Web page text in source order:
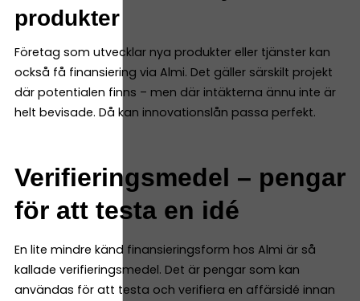
produkter
Företag som utvecklar nya produkter eller tjänster kan
också få finansiering via Almi. Det gäller särskilt projekt
där potentialen finns – men där intäkterna ännu inte är
helt bevisade. Då kan innovationslån passa perfekt.
Verifieringsmedel – pengar
för att testa en idé
En lite mindre känd finansieringsform hos Almi är så
kallade verifieringsmedel. Det är pengar som kan
användas för att testa och verifiera en affärsidé innan